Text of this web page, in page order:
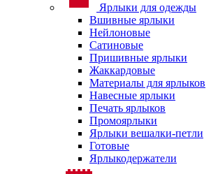
Ярлыки для одежды
Вшивные ярлыки
Нейлоновые
Сатиновые
Пришивные ярлыки
Жаккардовые
Материалы для ярлыков
Навесные ярлыки
Печать ярлыков
Промоярлыки
Ярлыки вешалки-петли
Готовые
Ярлыкодержатели